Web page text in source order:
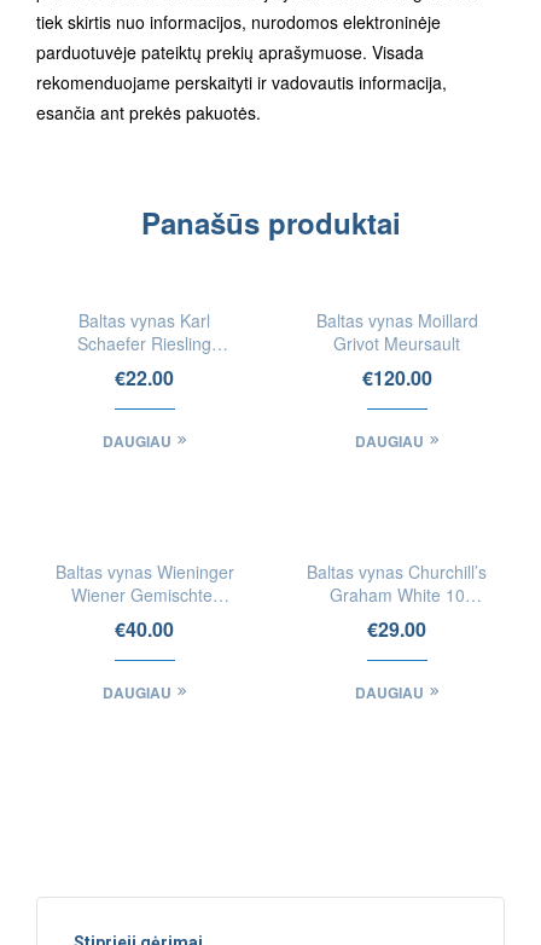
tiek skirtis nuo informacijos, nurodomos elektroninėje
parduotuvėje pateiktų prekių aprašymuose. Visada
rekomenduojame perskaityti ir vadovautis informacija,
esančia ant prekės pakuotės.
Panašūs produktai
FIZINĖSE
PARDUOTUVĖSE
Baltas vynas Karl
Schaefer Riesling
Trocken Pfalz (Bio)
€22.00
DAUGIAU
FIZINĖSE
PARDUOTUVĖSE
Baltas vynas Moillard
Grivot Meursault
€120.00
DAUGIAU
FIZINĖSE
PARDUOTUVĖSE
Baltas vynas Wieninger
Wiener Gemischter
Satz Ried Ulm DAC
€40.00
DAUGIAU
FIZINĖSE
PARDUOTUVĖSE
Baltas vynas Churchill’s
Graham White 10
Years Old Aperitif Port
€29.00
DAUGIAU